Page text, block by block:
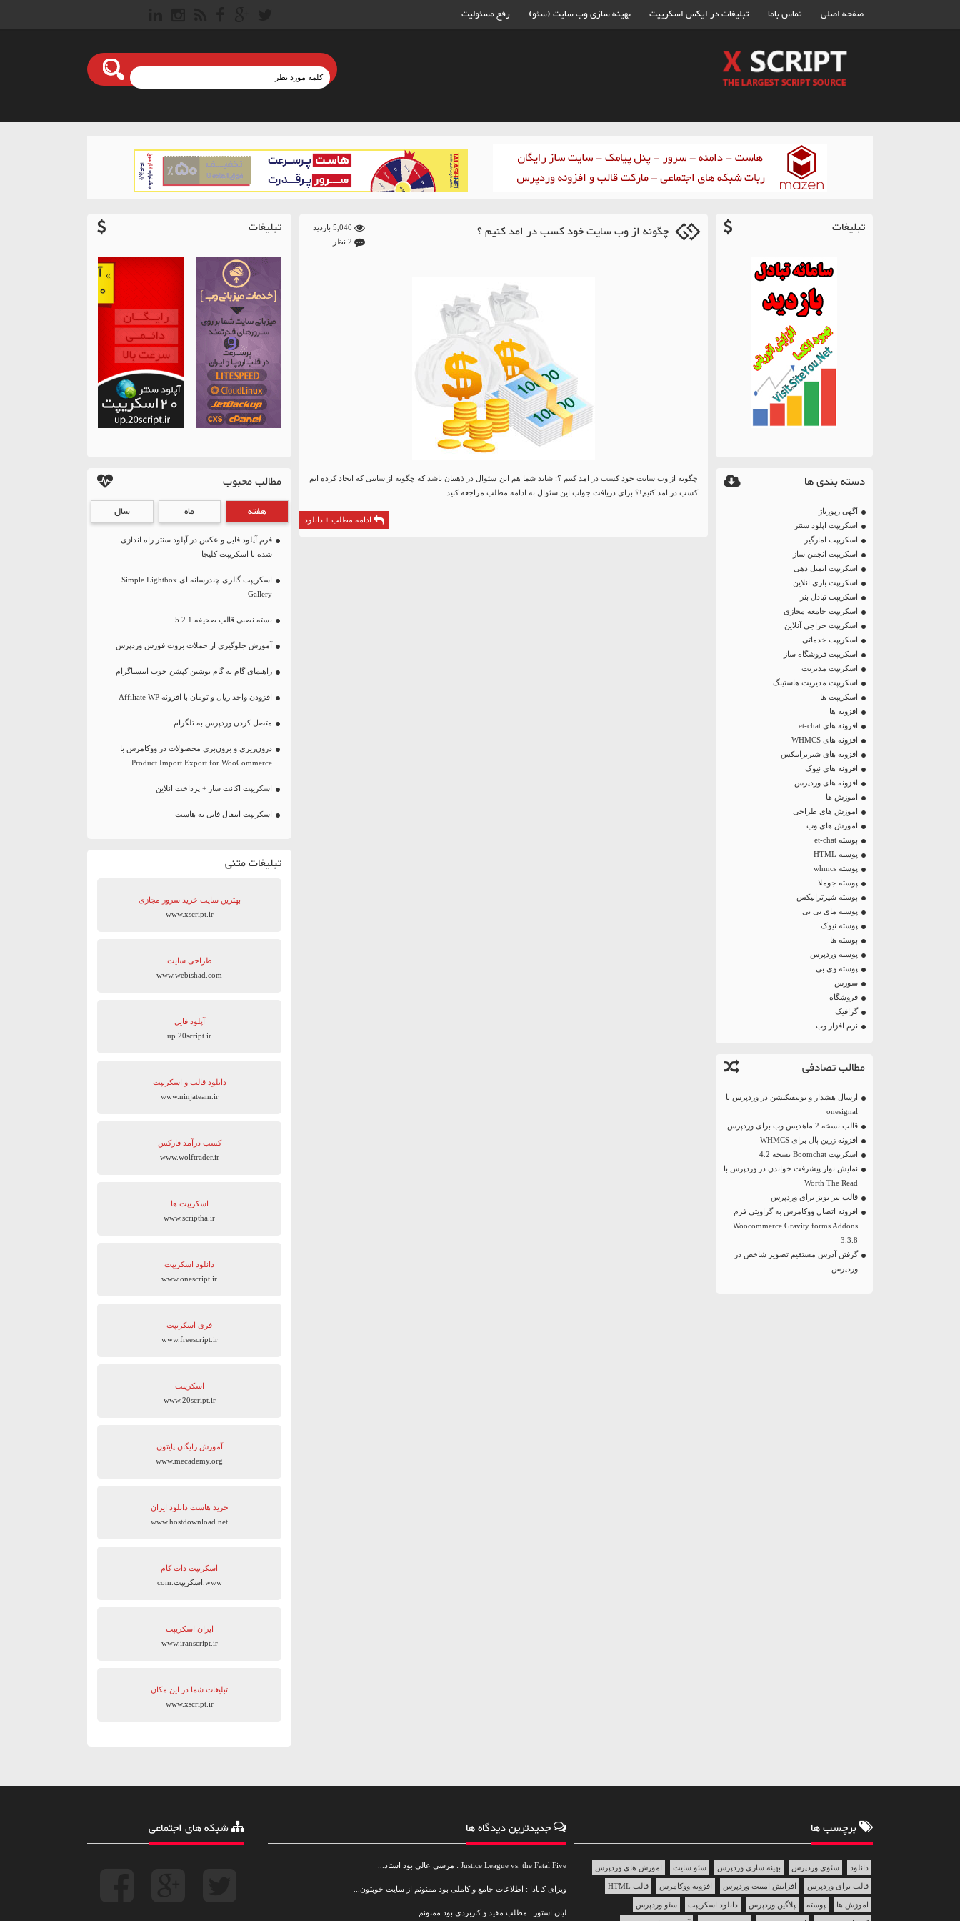
صفحه اصلی تماس باما تبلیغات در ایکس اسکریپت بهینه سازی وب سایت (سئو) رفع مسئولیت
تبلیغات
دسته بندی ها
آگهی رپورتاژ
اسکریپت اپلود سنتر
اسکریپت امارگیر
اسکریپت انجمن ساز
اسکریپت ایمیل دهی
اسکریپت بازی انلاین
اسکریپت تبادل بنر
اسکریپت جامعه مجازی
اسکریپت حراجی آنلاین
اسکریپت خدماتی
اسکریپت فروشگاه ساز
اسکریپت مدیریت
اسکریپت مدیریت هاستینگ
اسکریپت ها
افزونه ها
افزونه های et-chat
افزونه های WHMCS
افزونه های شیرترانیکس
افزونه های نیوک
افزونه های وردپرس
اموزش ها
اموزش های طراحی
اموزش های وب
پوسته et-chat
پوسته HTML
پوسته whmcs
پوسته جوملا
پوسته شیرترانیکس
پوسته مای بی بی
پوسته نیوک
پوسته ها
پوسته وردپرس
پوسته وی بی
سورس
فروشگاه
گرافیک
نرم افزار وب
مطالب تصادفی
ارسال هشدار و نوتیفیکیشن در وردپرس با
onesignal
قالب نسخه 2 ماهدیس وب برای وردپرس
افزونه زرین پال برای WHMCS
اسکریپت Boomchat نسخه 4.2
نمایش نوار پیشرفت خواندن در وردپرس با
Worth The Read
قالب بیر تونز برای وردپرس
افزونه اتصال ووکامرس به گراویتی فرم
Woocommerce Gravity forms Addons
3.3.8
گرفتن آدرس مستقیم تصویر شاخص در
وردپرس
چگونه از وب سایت خود کسب در امد کنیم ؟
چگونه از وب سایت خود کسب در امد کنیم ؟: شاید شما هم این سئوال در ذهنتان باشد که چگونه از سایتی که ایجاد کرده ایم
کسب در امد کنیم!؟ برای دریافت جواب این سئوال به ادامه مطلب مراجعه کنید .
ادامه مطلب + دانلود
تبلیغات
مطالب محبوب
هفته ماه سال
فرم آپلود فایل و عکس در آپلود سنتر راه اندازی
شده با اسکریپت کلیجا
اسکریپت گالری چندرسانه ای Simple Lightbox
Gallery
بسته نصبی قالب صحیفه 5.2.1
آموزش جلوگیری از حملات بروت فورس وردپرس
راهنمای گام به گام نوشتن کپشن خوب اینستاگرام
افزودن واحد ریال و تومان با افزونه Affiliate WP
متصل کردن وردپرس به تلگرام
درون‌ریزی و برون‌بری محصولات در ووکامرس با
Product Import Export for WooCommerce
اسکریپت اکانت ساز + پرداخت انلاین
اسکریپت انتقال فایل به هاست
تبلیغات متنی
بهترین سایت‌ خرید سرور مجازی
www.xscript.ir
طراحی سایت
www.webishad.com
آپلود فایل
up.20script.ir
دانلود قالب و اسکریپت
www.ninjateam.ir
کسب درآمد فارکس
www.wolftrader.ir
اسکریپت ها
www.scriptha.ir
دانلود اسکریپت
www.onescript.ir
فری اسکریپت
www.freescript.ir
اسکریپت
www.20script.ir
آموزش رایگان پایتون
www.mecademy.org
خرید هاست دانلود ایران
www.hostdownload.net
اسکریپت دات کام
www.اسکریپت.com
ایران اسکریپت
www.iranscript.ir
تبلیغات شما در این مکان
www.xscript.ir
شبکه های اجتماعی جدیدترین دیدگاه ها
Justice League vs. the Fatal Five : مرسی عالی بود استاد...
ویزای کانادا : اطلاعات جامع و کاملی بود ممنونم از سایت خوبتون...
لیان استور : مطلب مفید و کاربردی بود ممنونم...
برچسب ها
دانلود سئوی وردپرس بهینه سازی وردپرس سئو سایت اموزش های وردپرس
قالب برای وردپرس افزایش امنیت وردپرس افزونه ووکامرس قالب HTML
اموزش ها پوسته پلاگین وردپرس دانلود اسکریپت سئو وردپرس